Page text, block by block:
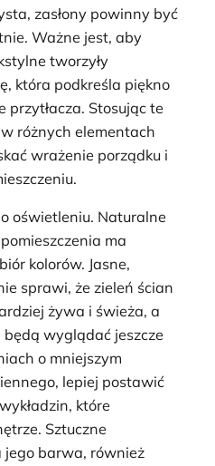
zasłony powinny być
Ważne jest, aby
tworzyły
która podkreśla piękno
przytłacza. Stosując te
różnych elementach
wrażenie porządku i
oświetleniu. Naturalne
ma
kolorów. Jasne,
sprawi, że zieleń ścian
żywa i świeża, a
będą wyglądać jeszcze
o mniejszym
lepiej postawić
które
Sztuczne
jego barwa, również